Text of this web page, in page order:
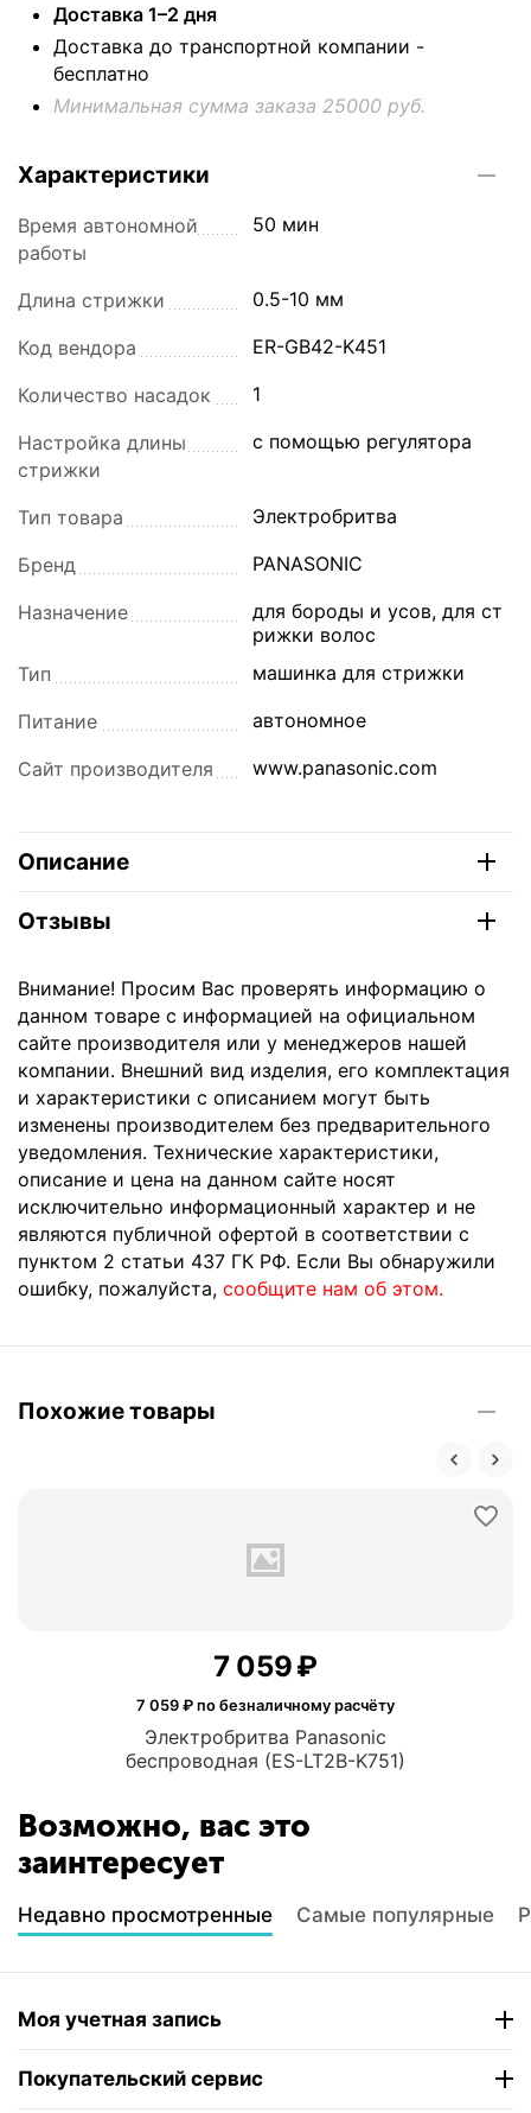
Доставка 1–2 дня
Доставка до транспортной компании -
бесплатно
Минимальная сумма заказа 25000 руб.
Характеристики
Время автономной
работы
50 мин
Длина стрижки 0.5-10 мм
Код вендора ER-GB42-K451
Количество насадок 1
Настройка длины
стрижки
с помощью регулятора
Тип товара Электробритва
Бренд PANASONIC
Назначение
для бороды и усов, для ст
рижки волос
Тип
машинка для стрижки
Питание автономное
Сайт производителя www.panasonic.com
Описание
Отзывы
Внимание! Просим Вас проверять информацию о
данном товаре с информацией на официальном
сайте производителя или у менеджеров нашей
компании. Внешний вид изделия, его комплектация
и характеристики с описанием могут быть
изменены производителем без предварительного
уведомления. Технические характеристики,
описание и цена на данном сайте носят
исключительно информационный характер и не
являются публичной офертой в соответствии с
пунктом 2 статьи 437 ГК РФ. Если Вы обнаружили
ошибку, пожалуйста, сообщите нам об этом.
Похожие товары
Электробритва Panasonic
беспроводная (ES-LT2B-K751)
7 059₽
7 059 ₽ по безналичному расчёту
Возможно, вас это
заинтересует
Недавно просмотренные Самые популярные
Моя учетная запись
Покупательский сервис